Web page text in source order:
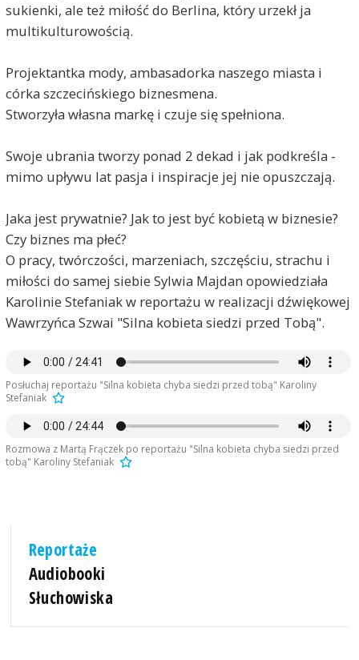
sukienki, ale też miłość do Berlina, który urzekł ja
multikulturowością.
Projektantka mody, ambasadorka naszego miasta i
córka szczecińskiego biznesmena.
Stworzyła własna markę i czuje się spełniona.
Swoje ubrania tworzy ponad 2 dekad i jak podkreśla -
mimo upływu lat pasja i inspiracje jej nie opuszczają.
Jaka jest prywatnie? Jak to jest być kobietą w biznesie?
Czy biznes ma płeć?
O pracy, twórczości, marzeniach, szczęściu, strachu i
miłości do samej siebie Sylwia Majdan opowiedziała
Karolinie Stefaniak w reportażu w realizacji dźwiękowej
Wawrzyńca Szwai "Silna kobieta siedzi przed Tobą".
Posłuchaj reportażu "Silna kobieta chyba siedzi przed tobą" Karoliny
Stefaniak
Rozmowa z Martą Frączek po reportażu "Silna kobieta chyba siedzi przed
tobą" Karoliny Stefaniak
Reportaże
Audiobooki
Słuchowiska